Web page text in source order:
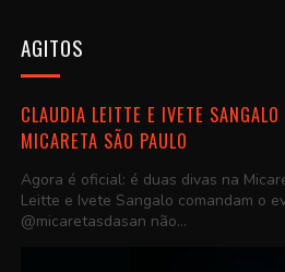
AGITOS
CLAUDIA LEITTE E IVETE
MICARETA SÃO PAULO
Agora é oficial: é duas divas na
Leitte e Ivete Sangalo comandam o
@micaretasdasan não...